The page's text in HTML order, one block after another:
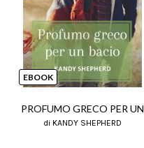
EBOOK
PROFUMO GRECO PER UN
di KANDY SHEPHERD